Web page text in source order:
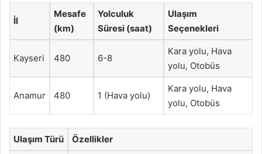
İl
Mesafe
(km)
Yolculuk
Süresi (saat)
Ulaşım
Seçenekleri
Kayseri 480 6-8
Kara yolu, Hava
yolu, Otobüs
Anamur 480 1 (Hava yolu)
Kara yolu, Hava
yolu, Otobüs
Ulaşım Türü Özellikler